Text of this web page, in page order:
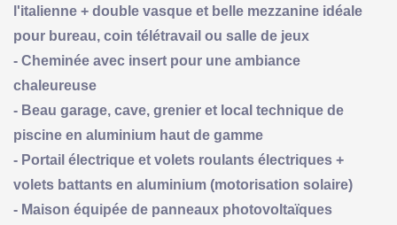
l'italienne + double vasque et belle mezzanine idéale
pour bureau, coin télétravail ou salle de jeux
- Cheminée avec insert pour une ambiance
chaleureuse
- Beau garage, cave, grenier et local technique de
piscine en aluminium haut de gamme
- Portail électrique et volets roulants électriques +
volets battants en aluminium (motorisation solaire)
- Maison équipée de panneaux photovoltaïques